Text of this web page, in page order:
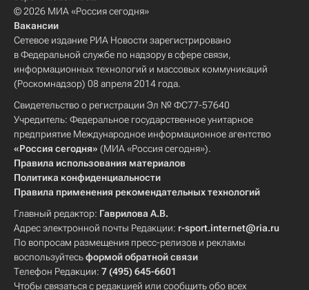
© 2026 МИА «Россия сегодня»
Вакансии
Сетевое издание РИА Новости зарегистрировано
в Федеральной службе по надзору в сфере связи,
информационных технологий и массовых коммуникаций
(Роскомнадзор) 08 апреля 2014 года.
Свидетельство о регистрации Эл № ФС77-57640
Учредитель: Федеральное государственное унитарное
предприятие Международное информационное агентство
«Россия сегодня» (МИА «Россия сегодня»).
Правила использования материалов
Политика конфиденциальности
Правила применения рекомендательных технологий
Главный редактор: Гаврилова А.В.
Адрес электронной почты Редакции: r-sport.internet@ria.ru
По вопросам размещения пресс-релизов и рекламы
воспользуйтесьформой обратной связи
Телефон Редакции: 7 (495) 645-6601
Чтобы связаться с редакцией или сообщить обо всех